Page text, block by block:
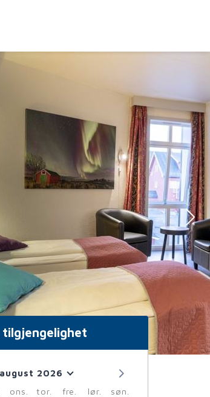
tilgjengelighet
august 2026
ons. tor. fre. lør. søn.